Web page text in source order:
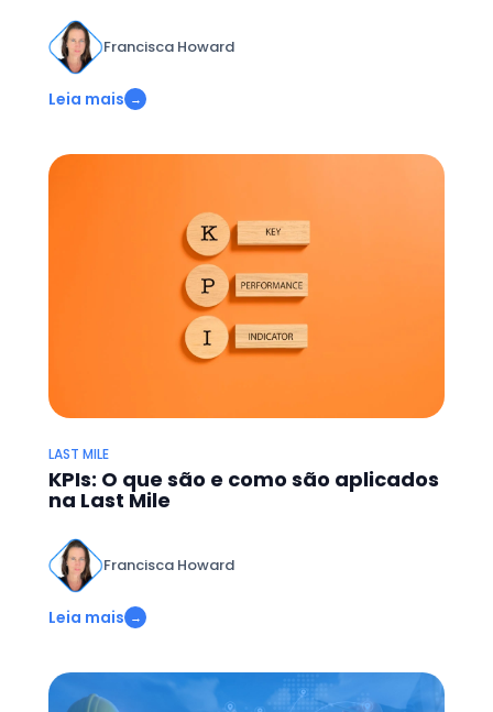
Francisca Howard
Leia mais →
LAST MILE
KPIs: O que são e como são aplicados
na Last Mile
Francisca Howard
Leia mais →